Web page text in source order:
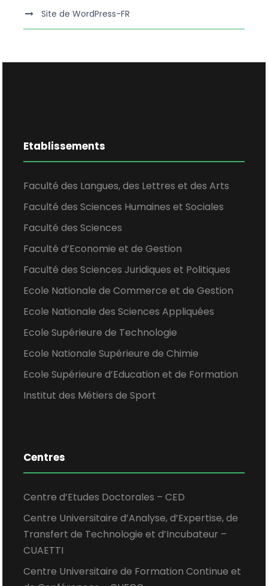
Site de WordPress-FR
Etablissements
Faculté des Langues, des Lettres et des Arts
Faculté des Sciences Humaines et Sociales
Faculté des Sciences
Faculté d’Economie et de Gestion
Faculté des Sciences Juridiques et Politiques
Ecole Nationale de Commerce et de Gestion
Ecole Nationale des Sciences Appliquées
Ecole Supérieure de Technologie
Ecole Nationale Supérieure de Chimie
Ecole Supérieure d’Education et de Formation
Institut des Métiers de Sport
Centres
Centre d’Etudes Doctorales – CED
Centre Universitaire d’Analyse, d’Expertise, de
Transfert de Technologie et d’Incubateur –
CUAETTI
Centre Universitaire de Formation Continue et